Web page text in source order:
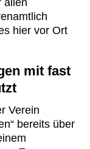
allen
hier vor Ort
mit fast
Verein
bereits über